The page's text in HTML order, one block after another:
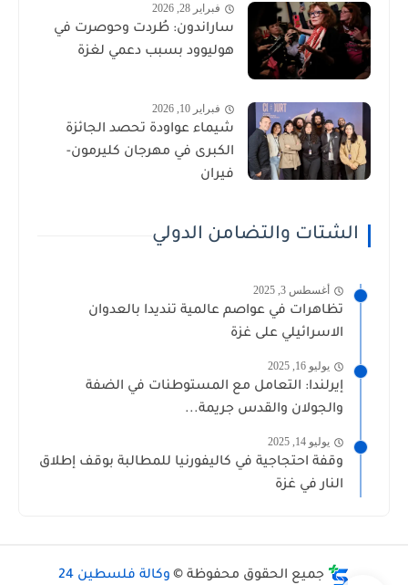
فبراير 28, 2026
ساراندون: طُردت وحوصرت في
هوليوود بسبب دعمي لغزة
فبراير 10, 2026
شيماء عواودة تحصد الجائزة
الكبرى في مهرجان كليرمون-
فيران
الشتات والتضامن الدولي
أغسطس 3, 2025
تظاهرات في عواصم عالمية تنديدا بالعدوان
الاسرائيلي على غزة
يوليو 16, 2025
إيرلندا: التعامل مع المستوطنات في الضفة
والجولان والقدس جريمة...
يوليو 14, 2025
وقفة احتجاجية في كاليفورنيا للمطالبة بوقف إطلاق
النار في غزة
جميع الحقوق محفوظة © وكالة فلسطين 24